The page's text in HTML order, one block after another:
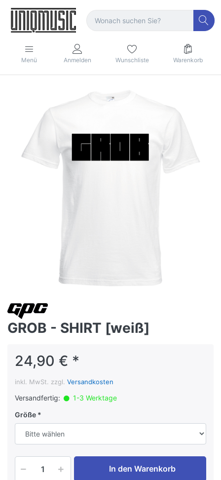
Menü Anmelden Wunschliste Warenkorb
GROB - SHIRT [weiß]
24,90 € *
inkl. MwSt. zzgl. Versandkosten
Versandfertig:
1-3 Werktage
Größe
In den Warenkorb